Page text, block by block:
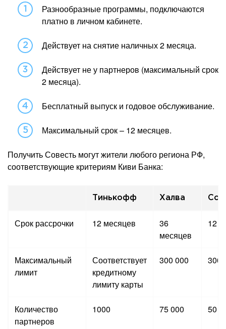
Разнообразные программы, подключаются
платно в личном кабинете.
Действует на снятие наличных 2 месяца.
Действует не у партнеров (максимальный срок
2 месяца).
Бесплатный выпуск и годовое обслуживание.
Максимальный срок – 12 месяцев.
Получить Совесть могут жители любого региона РФ,
соответствующие критериям Киви Банка:
Тинькофф Халва
Срок рассрочки 12 месяцев
36
месяцев
12
Максимальный
лимит
Соответствует
кредитному
лимиту карты
300 000 300
Количество
партнеров
1000 75 000 50